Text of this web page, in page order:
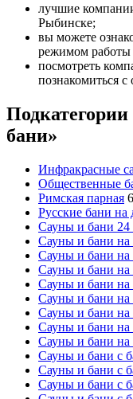
лучшие
Рыбинске;
вы можете
режимом работы
посмотреть
познакомиться
бани»
Инфракрасные
Общественные
Римская парная
Русские бани на
Сауны и бани 24
Сауны и бани на
Сауны и бани на
Сауны и бани на
Сауны и бани на
Сауны и бани на
Сауны и бани на
Сауны и бани на
Сауны и бани на
Сауны и бани с
Сауны и бани с
Сауны и бани с